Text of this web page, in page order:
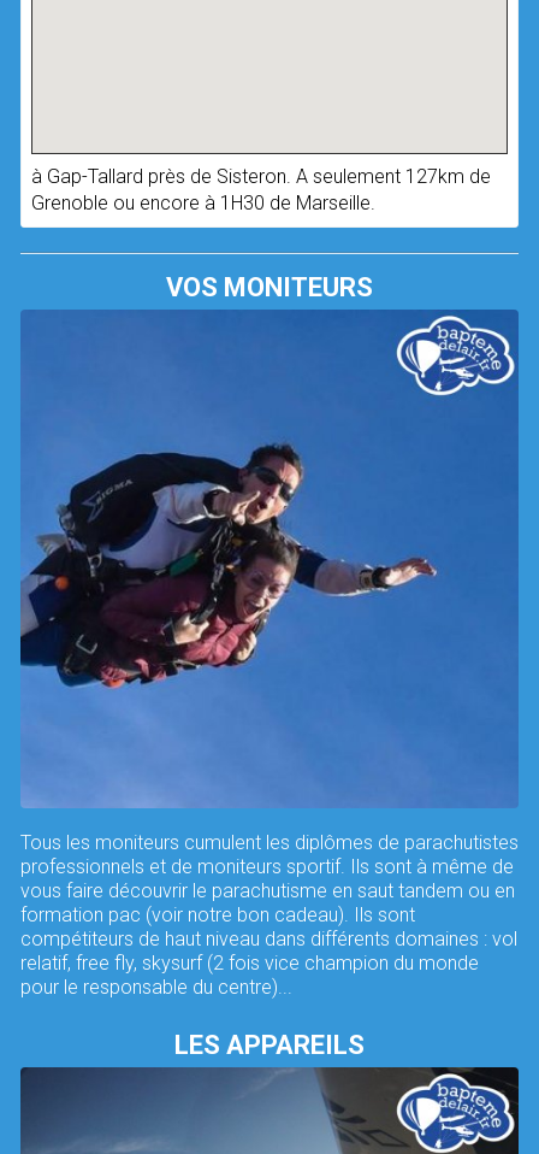
à Gap-Tallard près de Sisteron. A seulement 127km de
Grenoble ou encore à 1H30 de Marseille.
VOS MONITEURS
Tous les moniteurs cumulent les diplômes de parachutistes
professionnels et de moniteurs sportif. Ils sont à même de
vous faire découvrir le parachutisme en saut tandem ou en
formation pac (voir notre bon cadeau). Ils sont
compétiteurs de haut niveau dans différents domaines : vol
relatif, free fly, skysurf (2 fois vice champion du monde
pour le responsable du centre)...
LES APPAREILS